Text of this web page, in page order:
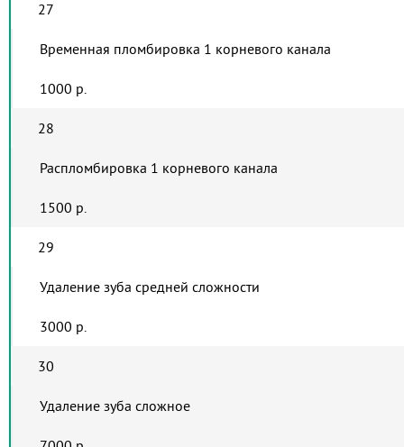
27
Временная пломбировка 1 корневого канала
1000 р.
28
Распломбировка 1 корневого канала
1500 р.
29
Удаление зуба средней сложности
3000 р.
30
Удаление зуба сложное